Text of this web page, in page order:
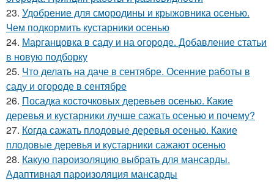
23. Удобрение для смородины и крыжовника осенью.
Чем подкормить кустарники осенью
24. Марганцовка в саду и на огороде. Добавление статьи
в новую подборку
25. Что делать на даче в сентябре. Осенние работы в
саду и огороде в сентябре
26. Посадка косточковых деревьев осенью. Какие
деревья и кустарники лучше сажать осенью и почему?
27. Когда сажать плодовые деревья осенью. Какие
плодовые деревья и кустарники сажают осенью
28. Какую пароизоляцию выбрать для мансарды.
Адаптивная пароизоляция мансарды